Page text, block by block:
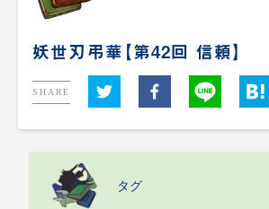
妖世刃弔華【第42回 信頼】
SHARE
タグ